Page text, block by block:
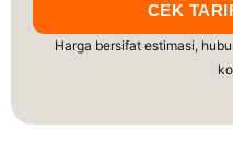
CEK
Harga bersifat estimasi,